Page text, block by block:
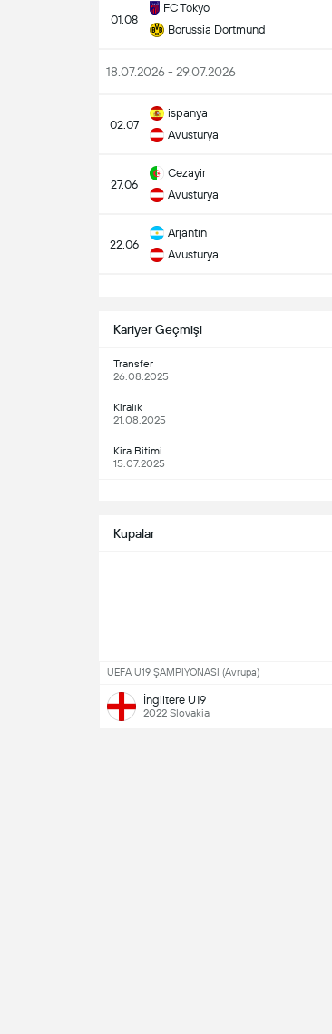
01.08
FC Tokyo
Borussia Dortmund
18.07.2026 - 29.07.2026
02.07
ispanya
Avusturya
27.06
Cezayir
Avusturya
22.06
Arjantin
Avusturya
Kariyer Geçmişi
Transfer
26.08.2025
Kiralık
21.08.2025
Kira Bitimi
15.07.2025
Kupalar
UEFA U19 ŞAMPIYONASI (Avrupa)
İngiltere U19
2022 Slovakia